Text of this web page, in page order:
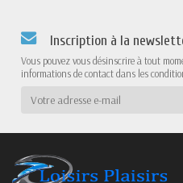
Inscription à la
Vous pouvez vous désinscrire à tout
informations de contact dans les